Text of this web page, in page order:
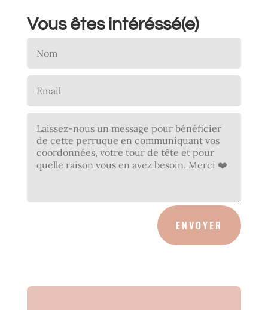
Vous êtes intéréssé(e)
ENVOYER